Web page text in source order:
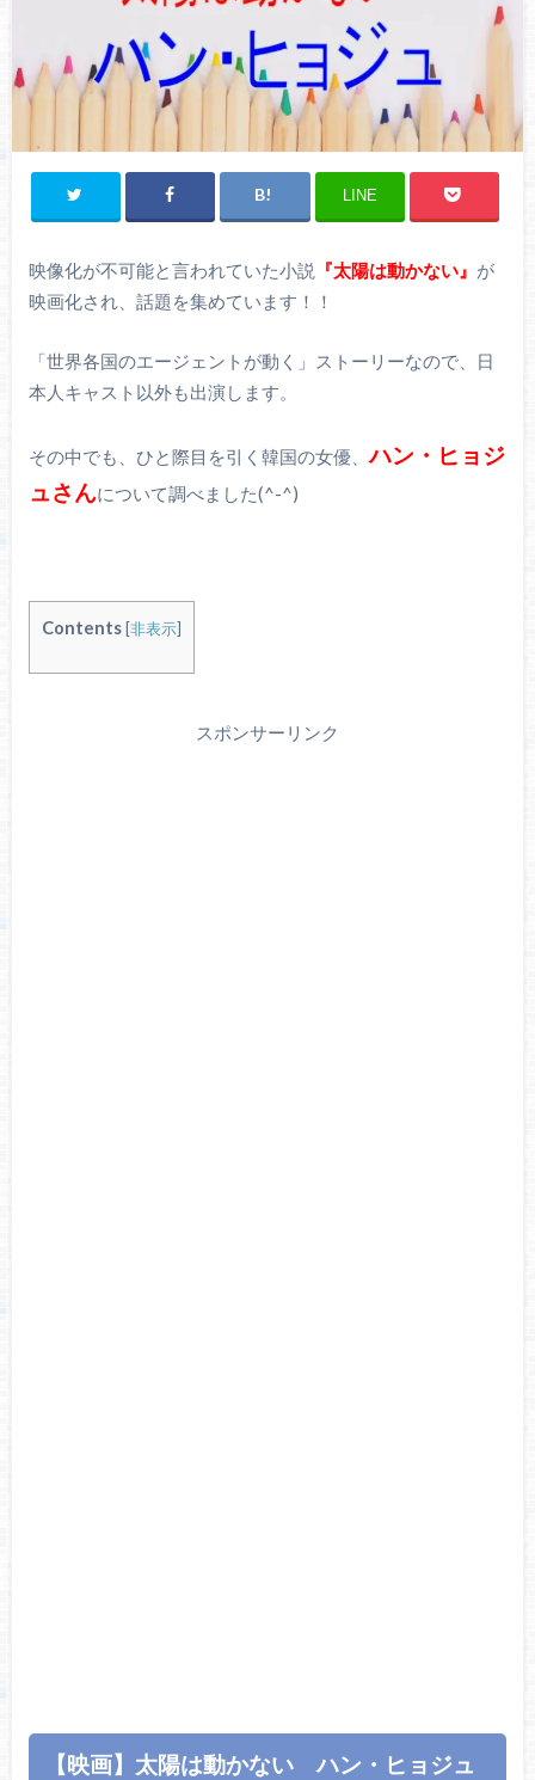
LINE
映像化が不可能と言われていた小説 『太陽は動かない』 が
映画化され、話題を集めています！！
「世界各国のエージェントが動く」ストーリーなので、日
本人キャスト以外も出演します。
その中でも、ひと際目を引く韓国の女優、ハン・ヒョジ
ュさんについて調べました(^-^)
Contents [非表示]
スポンサーリンク
【映画】太陽は動かない ハン・ヒョジュ